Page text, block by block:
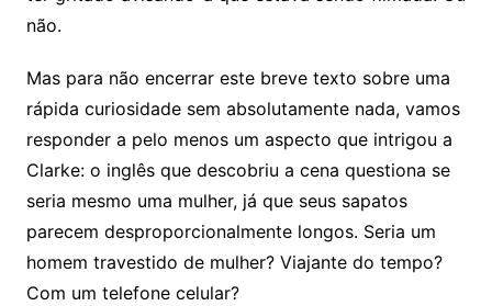
não.
Mas para não encerrar este breve texto sobre uma
rápida curiosidade sem absolutamente nada, vamos
responder a pelo menos um aspecto que intrigou a
Clarke: o inglês que descobriu a cena questiona se
seria mesmo uma mulher, já que seus sapatos
parecem desproporcionalmente longos. Seria um
homem travestido de mulher? Viajante do tempo?
Com um telefone celular?